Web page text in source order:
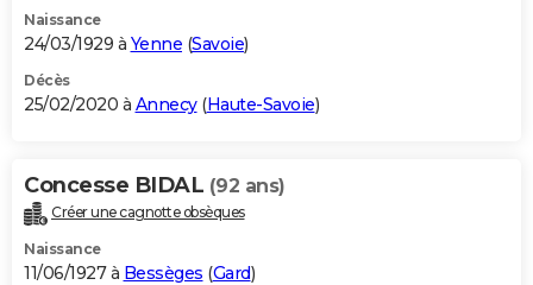
Naissance
24/03/1929 à Yenne (Savoie)
Décès
25/02/2020 à Annecy(Haute-Savoie)
Concesse BIDAL (92 ans)
Créer une cagnotte obsèques
Naissance
11/06/1927 à Bessèges (Gard)